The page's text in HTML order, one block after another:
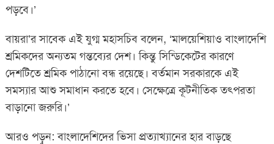
পড়বে।’
বায়রা’র সাবেক এই যুগ্ম মহাসচিব বলেন, ‘মালয়েশিয়াও বাংলাদেশি
শ্রমিকদের অন্যতম গন্তব্যের দেশ। কিন্তু সিন্ডিকেটের কারণে
দেশটিতে শ্রমিক পাঠানো বন্ধ রয়েছে। বর্তমান সরকারকে এই
সমস্যার আশু সমাধান করতে হবে। সেক্ষেত্রে কূটনীতিক তৎপরতা
বাড়ানো জরুরি।’
আরও পড়ুন: বাংলাদেশিদের ভিসা প্রত্যাখ্যানের হার বাড়ছে